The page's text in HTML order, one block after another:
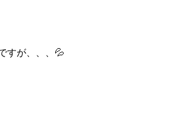
すが、、、💦